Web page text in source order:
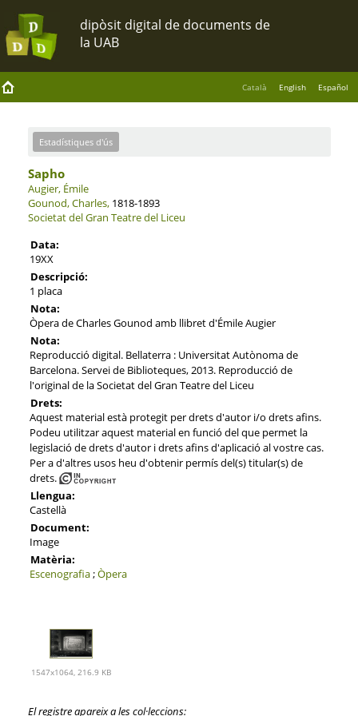
Català English Español
Estadístiques d'ús
Sapho
Augier, Émile
Gounod, Charles,1818-1893
Societat del Gran Teatre del Liceu
Data:
19XX
Descripció:
1 placa
Nota:
Òpera de Charles Gounod amb llibret d'Émile Augier
Nota:
Reproducció digital. Bellaterra : Universitat Autònoma de
Barcelona. Servei de Biblioteques, 2013. Reproducció de
l'original de la Societat del Gran Teatre del Liceu
Drets:
Aquest material està protegit per drets d'autor i/o drets afins.
Podeu utilitzar aquest material en funció del que permet la
legislació de drets d'autor i drets afins d'aplicació al vostre cas.
Per a d'altres usos heu d'obtenir permís del(s) titular(s) de
drets.
Llengua:
Castellà
Document:
Image
Matèria:
Escenografia;Òpera
1547x1064, 216.9 KB
El registre apareix a les col·leccions: